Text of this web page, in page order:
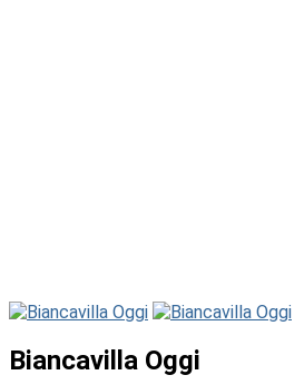
Biancavilla Oggi